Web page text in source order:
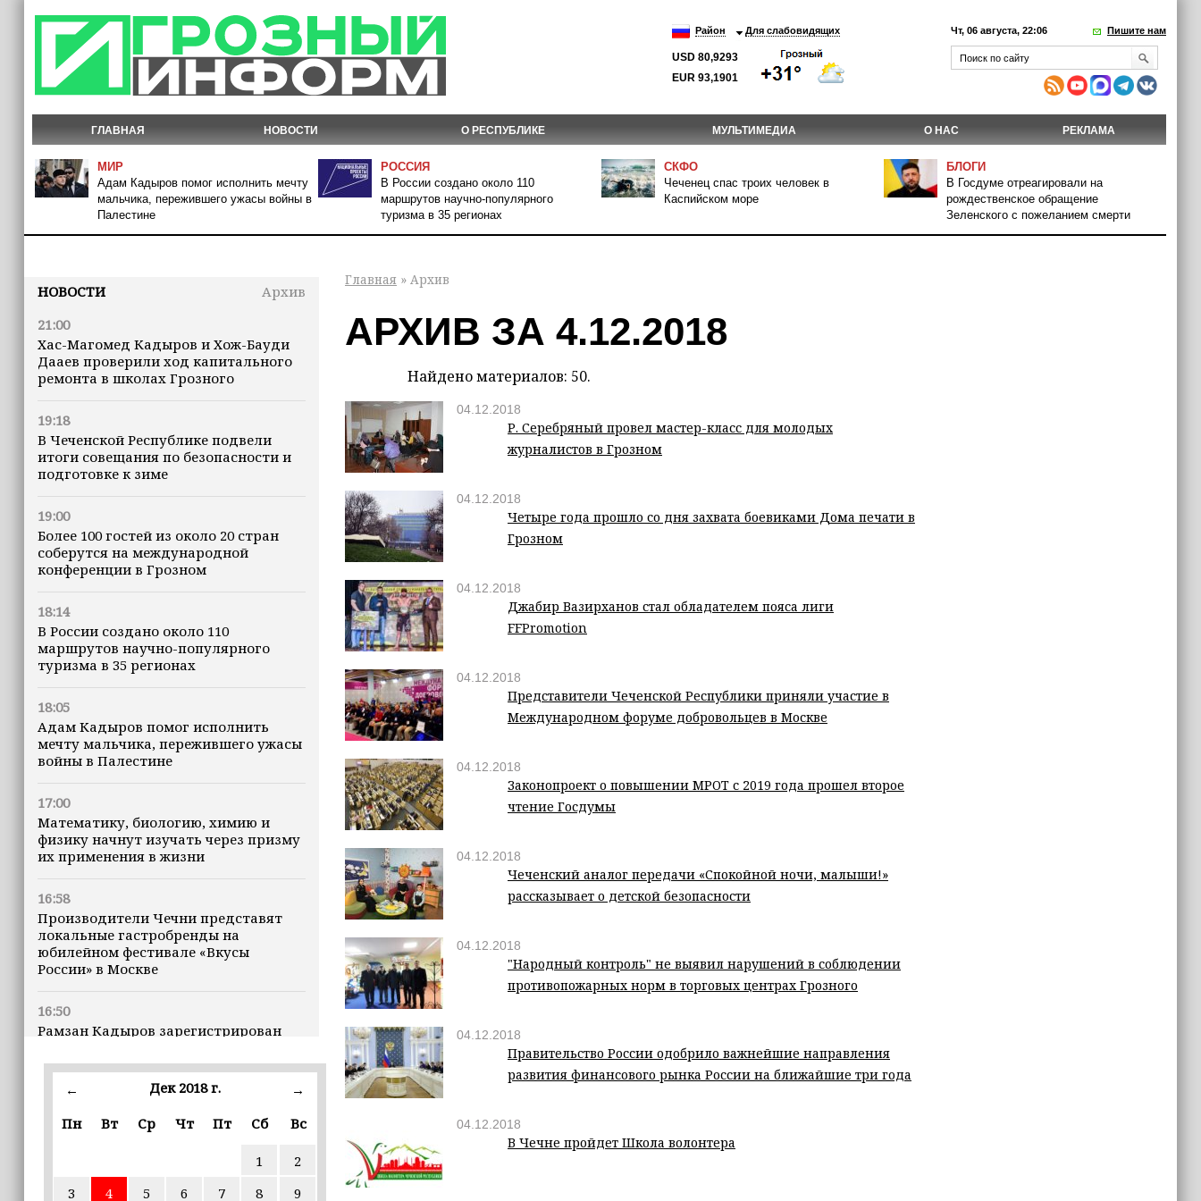
Район Для слабовидящих
USD 80,9293
EUR 93,1901
Чт, 06 августа, 22:06 Пишите нам
ГЛАВНАЯ НОВОСТИ О РЕСПУБЛИКЕ МУЛЬТИМЕДИА О НАС РЕКЛАМА
МИР
Адам Кадыров помог исполнить мечту
мальчика, пережившего ужасы войны в
Палестине
РОССИЯ
В России создано около 110
маршрутов научно-популярного
туризма в 35 регионах
СКФО
Чеченец спас троих человек в
Каспийском море
БЛОГИ
В Госдуме отреагировали на
рождественское обращение
Зеленского с пожеланием смерти
НОВОСТИ
Архив
21:00
Хас-Магомед Кадыров и Хож-Бауди
Дааев проверили ход капитального
ремонта в школах Грозного
19:18
В Чеченской Республике подвели
итоги совещания по безопасности и
подготовке к зиме
19:00
Более 100 гостей из около 20 стран
соберутся на международной
конференции в Грозном
18:14
В России создано около 110
маршрутов научно-популярного
туризма в 35 регионах
18:05
Адам Кадыров помог исполнить
мечту мальчика, пережившего ужасы
войны в Палестине
17:00
Математику, биологию, химию и
физику начнут изучать через призму
их применения в жизни
16:58
Производители Чечни представят
локальные гастробренды на
юбилейном фестивале «Вкусы
России» в Москве
16:50
Рамзан Кадыров зарегистрирован
16:47
землетрясения, рассказала
16:12
← Дек 2018 г.
→
Пн
Вт Ср Чт Пт Сб Вс
1
2
3
4 5 6 7 8 9
Главная » Архив
АРХИВ ЗА 4.12.2018
Найдено материалов: 50.
04.12.2018
Р. Серебряный провел мастер-класс для молодых
журналистов в Грозном
04.12.2018
Четыре года прошло со дня захвата боевиками Дома печати в
Грозном
04.12.2018
Джабир Вазирханов стал обладателем пояса лиги
FFPromotion
04.12.2018
Представители Чеченской Республики приняли участие в
Международном форуме добровольцев в Москве
04.12.2018
Законопроект о повышении МРОТ с 2019 года прошел второе
чтение Госдумы
04.12.2018
Чеченский аналог передачи «Спокойной ночи, малыши!»
рассказывает о детской безопасности
04.12.2018
"Народный контроль" не выявил нарушений в соблюдении
противопожарных норм в торговых центрах Грозного
04.12.2018
Правительство России одобрило важнейшие направления
развития финансового рынка России на ближайшие три года
04.12.2018
В Чечне пройдет Школа волонтера